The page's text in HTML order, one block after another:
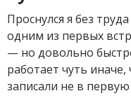
Проснулся я без
одним из первых
— но довольно
работает чуть
записали не в